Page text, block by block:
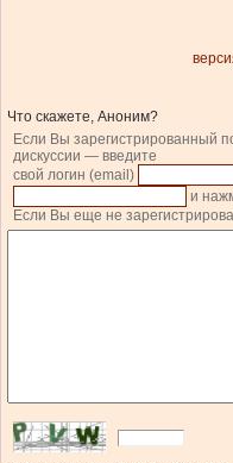
Что скажете, Аноним?
Если Вы зарегистрированный
дискуссии — введите
свой логин (email)
и
Если Вы еще не